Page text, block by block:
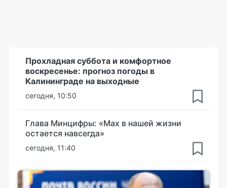
Прохладная суббота и комфортное
воскресенье: прогноз погоды в
Калининграде на выходные
сегодня, 10:50
Глава Минцифры: «Мах в нашей жизни
остается навсегда»
сегодня, 11:40